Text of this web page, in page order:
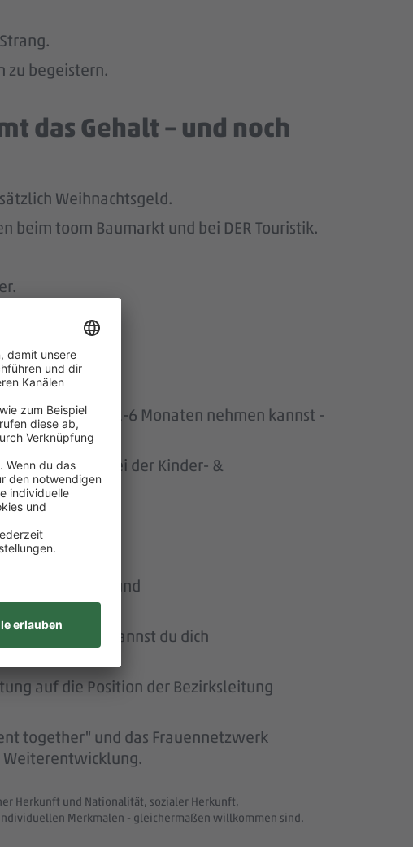
zu begeistern.
das Gehalt – und noch
Weihnachtsgeld.
beim toom Baumarkt und bei DER Touristik.
wir
Auszeit von 1-6 Monaten nehmen kannst -
bei der Kinder- &
Stärken und
kannst du dich
auf die Position der Bezirksleitung
together" und das Frauennetzwerk
Weiterentwicklung.
Herkunft und Nationalität, sozialer Herkunft,
Merkmalen - gleichermaßen willkommen sind.